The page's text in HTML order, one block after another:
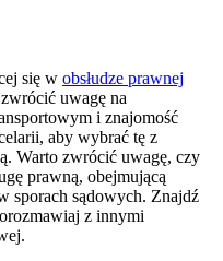
się w obsłudze prawnej
uwagę na
i znajomość
aby wybrać tę z
Warto zwrócić uwagę, czy
prawną, obejmującą
sporach sądowych. Znajdź
z innymi